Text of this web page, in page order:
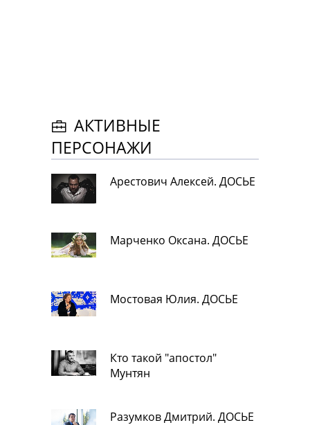
АКТИВНЫЕ
ПЕРСОНАЖИ
Арестович Алексей. ДОСЬЕ
Марченко Оксана. ДОСЬЕ
Мостовая Юлия. ДОСЬЕ
Кто такой "апостол"
Мунтян
Разумков Дмитрий. ДОСЬЕ